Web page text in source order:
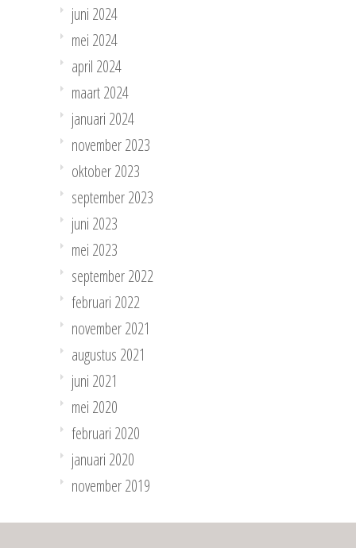
juni 2024
mei 2024
april 2024
maart 2024
januari 2024
november 2023
oktober 2023
september 2023
juni 2023
mei 2023
september 2022
februari 2022
november 2021
augustus 2021
juni 2021
mei 2020
februari 2020
januari 2020
november 2019